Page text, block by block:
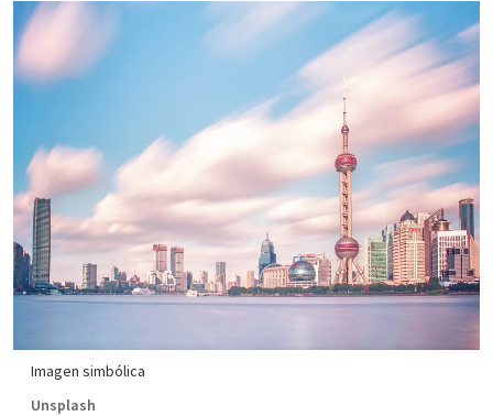
Imagen simbólica
Unsplash